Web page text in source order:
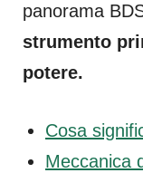
panorama
strumento
potere.
Cosa
Meccanica